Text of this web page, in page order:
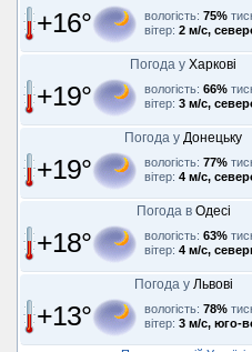
+16° вологість: 75%
вітер: 2 м/с,
Погода у Харкові
+19° вологість: 66%
вітер: 3 м/с,
Погода у Донецьку
+19° вологість: 77%
вітер: 4 м/с,
Погода в Одесі
+18° вологість: 63%
вітер: 4 м/с,
Погода у Львові
+13° вологість: 78%
вітер: 3 м/с, юго-